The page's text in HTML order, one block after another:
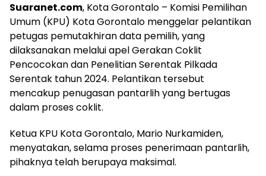
Suaranet.com, Kota Gorontalo – Komisi Pemilihan
Umum (KPU) Kota Gorontalo menggelar pelantikan
petugas pemutakhiran data pemilih, yang
dilaksanakan melalui apel Gerakan Coklit
Pencocokan dan Penelitian Serentak Pilkada
Serentak tahun 2024. Pelantikan tersebut
mencakup penugasan pantarlih yang bertugas
dalam proses coklit.
Ketua KPU Kota Gorontalo, Mario Nurkamiden,
menyatakan, selama proses penerimaan pantarlih,
pihaknya telah berupaya maksimal.